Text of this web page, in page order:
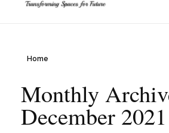
ABOUT US
Home
Monthly
December 2021